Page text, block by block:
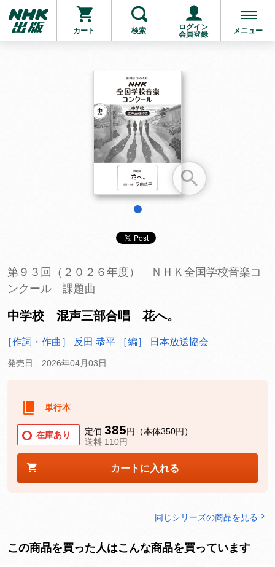
カート 検索
ログイン
会員登録
メニュー
お支払いに進む
他にも商品を買う
第９３回（２０２６年度） ＮＨＫ全国学校音楽コ
ンクール 課題曲
中学校 混声三部合唱 花へ。
［作詞・作曲］ 反田 恭平 ［編］ 日本放送協会
発売日 2026年04月03日
単行本
在庫あり 定価 385円（本体350円）
送料 110円
カートに入れる
同じシリーズの商品を見る
この商品を買った人はこんな商品を買っています